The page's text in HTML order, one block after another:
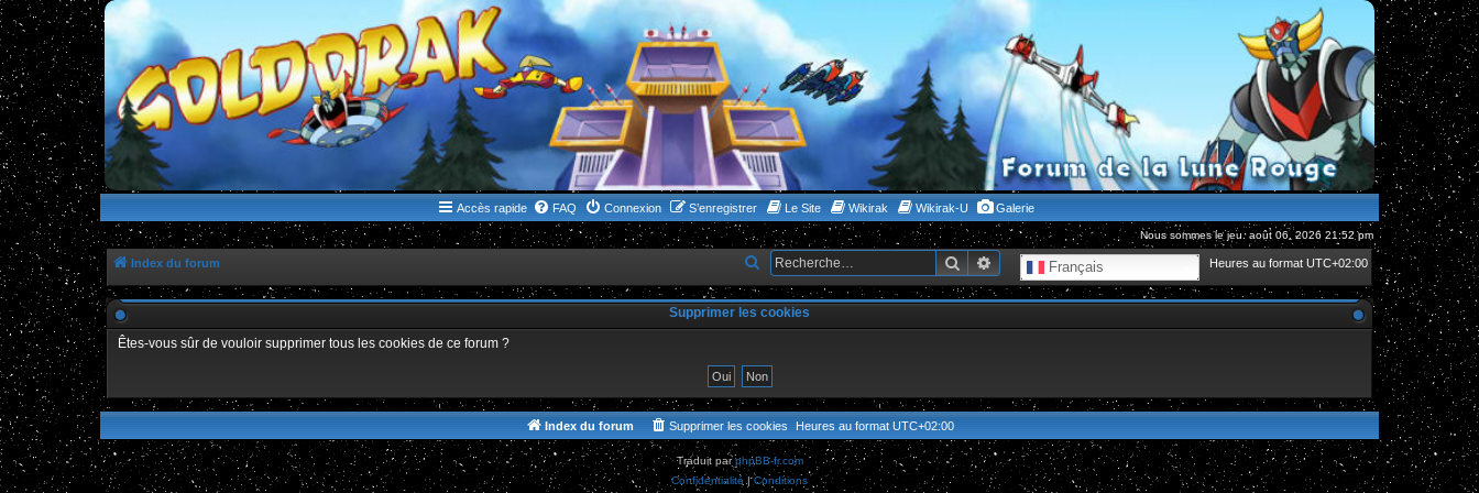
WWW.GOLDORAKGO.COM
le site de la Lune Rouge
Accès rapide FAQ Connexion S’enregistrer Le Site Wikirak Wikirak-U Galerie
Nous sommes le jeu. août 06, 2026 21:52 pm
Index du forum Heures au format UTC+02:00
Français
RechercherRecherche avancée
e
c
e
c
h
e
Supprimer les cookies
Êtes-vous sûr de vouloir supprimer tous les cookies de ce forum ?
Index du forum Heures au format UTC+02:00
Supprimer les cookies
Traduit parphpBB-fr.com
Confidentialité |Conditions